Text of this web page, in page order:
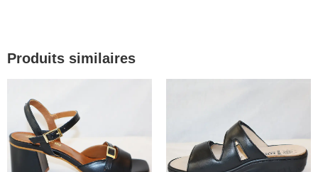
Produits similaires